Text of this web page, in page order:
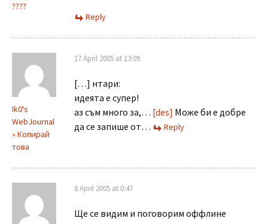
????
Reply
Ik0's
WebJournal
» Копирай
това
17 April 2005 at 13:09
[…] нтари:
идеята е супер!
аз съм много за,… [des] Може би е добре
да се запише от…
Reply
8 April 2005 at 0:47
Ще се видим и поговорим оффлине